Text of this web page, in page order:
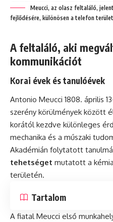
Meucci, az olasz feltaláló,
fejlődésére, különösen a telefon
A feltaláló, aki
kommunikációt
Korai évek és tanulóévek
Antonio Meucci 1808. április
szerény körülmények között
korától kezdve különleges
mechanika és a műszaki
Akadémián folytatott
tehetséget mutatott a
területén.
Tartalom
A fiatal Meucci első